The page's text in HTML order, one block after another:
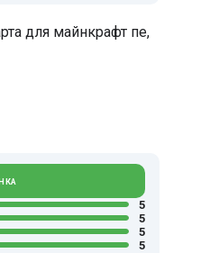
для майнкрафт пе,
5
5
5
5